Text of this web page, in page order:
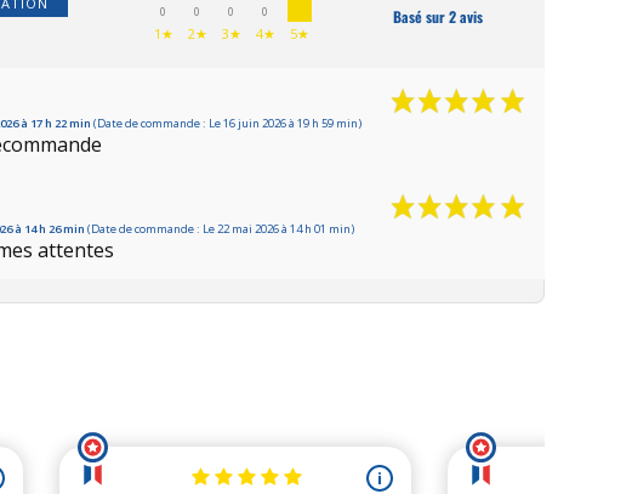
0
1★
0
2★
0
3★
0
4★ 5★
Basé sur 2 avis
à 17 h 22 min (Date de commande : Le 16 juin 2026 à 19 h 59 min)
à 14 h 26 min (Date de commande : Le 22 mai 2026 à 14 h 01 min)
attentes